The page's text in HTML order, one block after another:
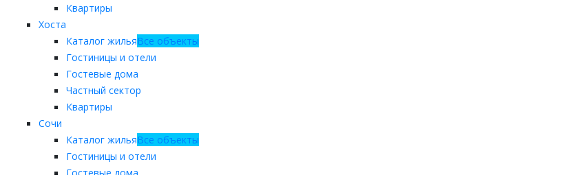
Квартиры
Хоста
Каталог жильяВсе объекты
Гостиницы и отели
Гостевые дома
Частный сектор
Квартиры
Сочи
Каталог жильяВсе объекты
Гостиницы и отели